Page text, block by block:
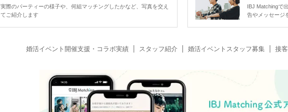
実際のパーティーの様子や、何組マッチングしたかなど、写真を交え
てご紹介します
IBJ Matchingで
告やメッセージ
婚活イベント開催支援・コラボ実績 スタッフ紹介 婚活イベントスタッフ募集 接